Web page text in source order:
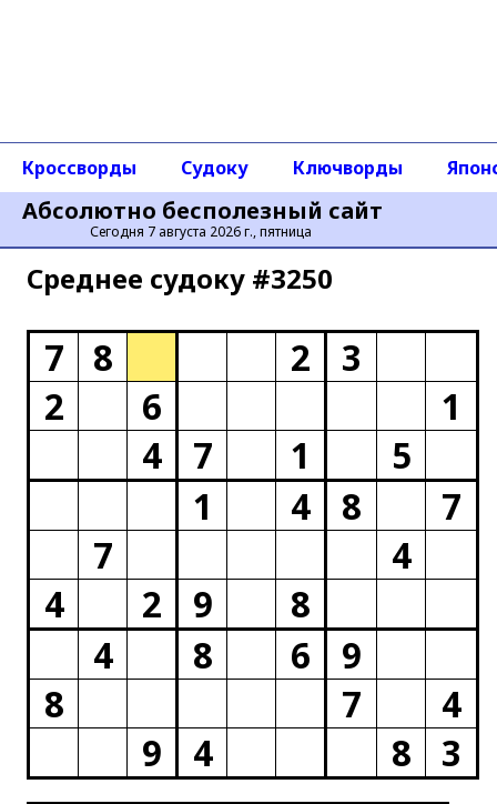
Абсолютно бесполезный сайт
Сегодня 7 августа 2026 г., пятница
Кроссворды Судоку Ключворды
Среднее cудоку #3250
7 8 2
3
2
6
1
4
7 1
5
1
4 8
7
7
4
4
2 9
8
4
8 6
9
8
7
4
9
4 8 3